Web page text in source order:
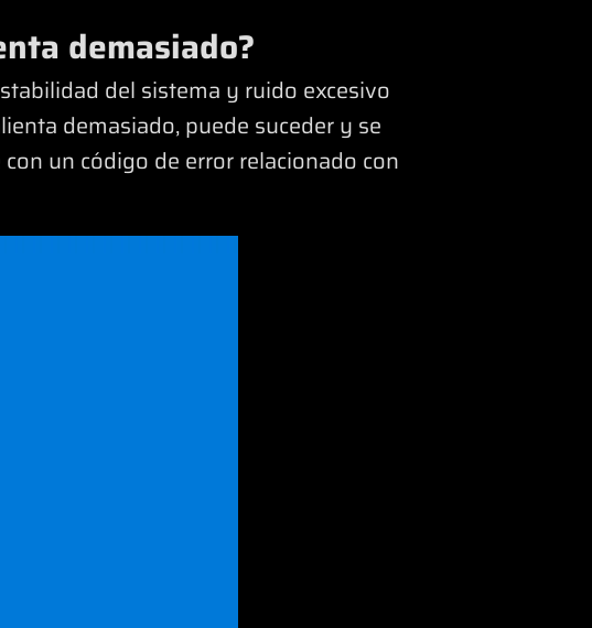
demasiado?
del sistema y ruido excesivo
demasiado, puede suceder y se
un código de error relacionado con